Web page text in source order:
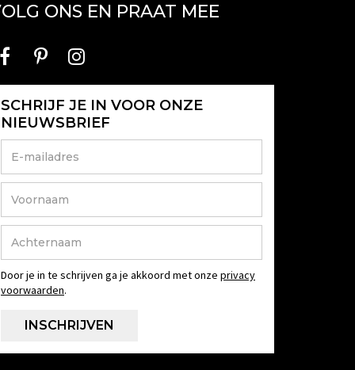
ONS EN PRAAT MEE
SCHRIJF JE IN VOOR ONZE
NIEUWSBRIEF
Door je in te schrijven ga je akkoord met onze privacy
voorwaarden.